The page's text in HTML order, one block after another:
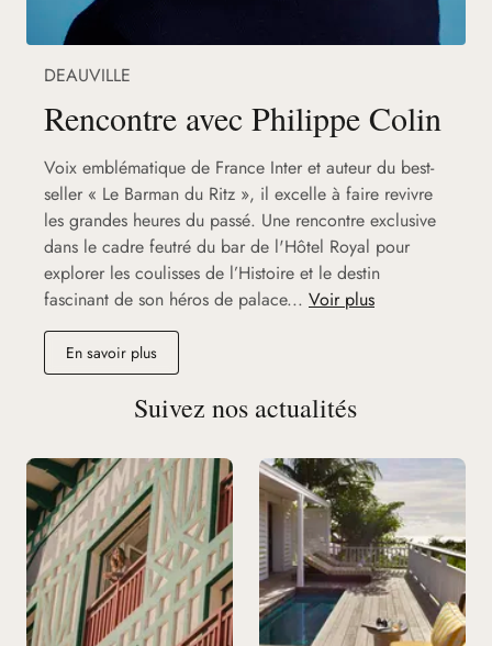
DEAUVILLE
Rencontre avec Philippe Colin
Voix emblématique de France Inter et auteur du best-
seller « Le Barman du Ritz », il excelle à faire revivre
les grandes heures du passé. Une rencontre exclusive
dans le cadre feutré du bar de l'Hôtel Royal pour
explorer les coulisses de l’Histoire et le destin
fascinant de son héros de palace... Voir plus
En savoir plus
Suivez nos actualités